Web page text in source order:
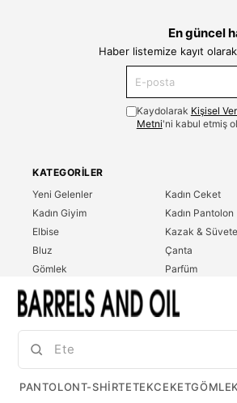
En güncel
Haber listemize kayıt
Kaydolarak Kişisel
Metni'ni kabul etmiş
KATEGORILER
Yeni Gelenler
Kadın Giyim
Elbise
Bluz
Gömlek
T-Shirt
Sweatshirt
Kadın Ceket
Kadın Pantolon
Kazak &
Çanta
Parfüm
Erkek Giyim
PANTOLONT-SHIRTETEKCEKETGÖMLEK